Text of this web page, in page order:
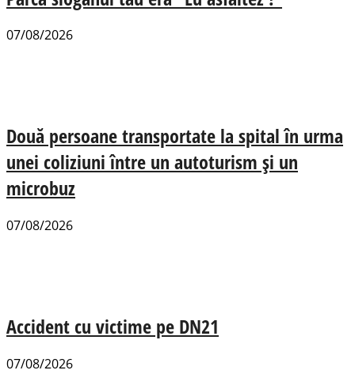
07/08/2026
Două persoane transportate la spital în urma
unei coliziuni între un autoturism și un
microbuz
07/08/2026
Accident cu victime pe DN21
07/08/2026